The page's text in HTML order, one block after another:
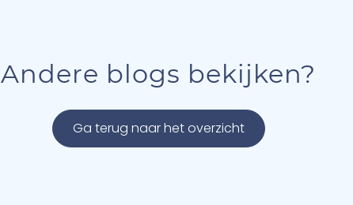
Andere blogs bekijken?
Ga terug naar het overzicht